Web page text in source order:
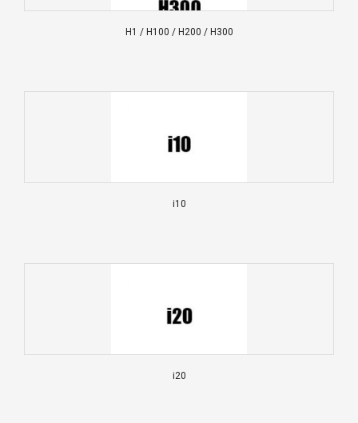
H1 / H100 / H200 / H300
i10
i20